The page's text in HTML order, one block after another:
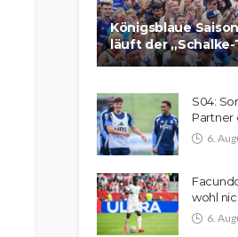
Königsblaue
läuft der „Schalke-
S04:
Partner
6.
wohl
6.